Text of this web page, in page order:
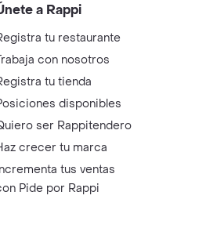
a Rappi
tu restaurante
con nosotros
tu tienda
disponibles
ser Rappitendero
crecer tu marca
tus ventas
Pide por Rappi